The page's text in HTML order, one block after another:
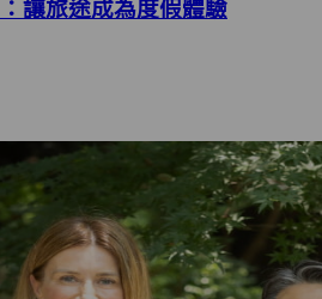
讓旅途成為度假體驗